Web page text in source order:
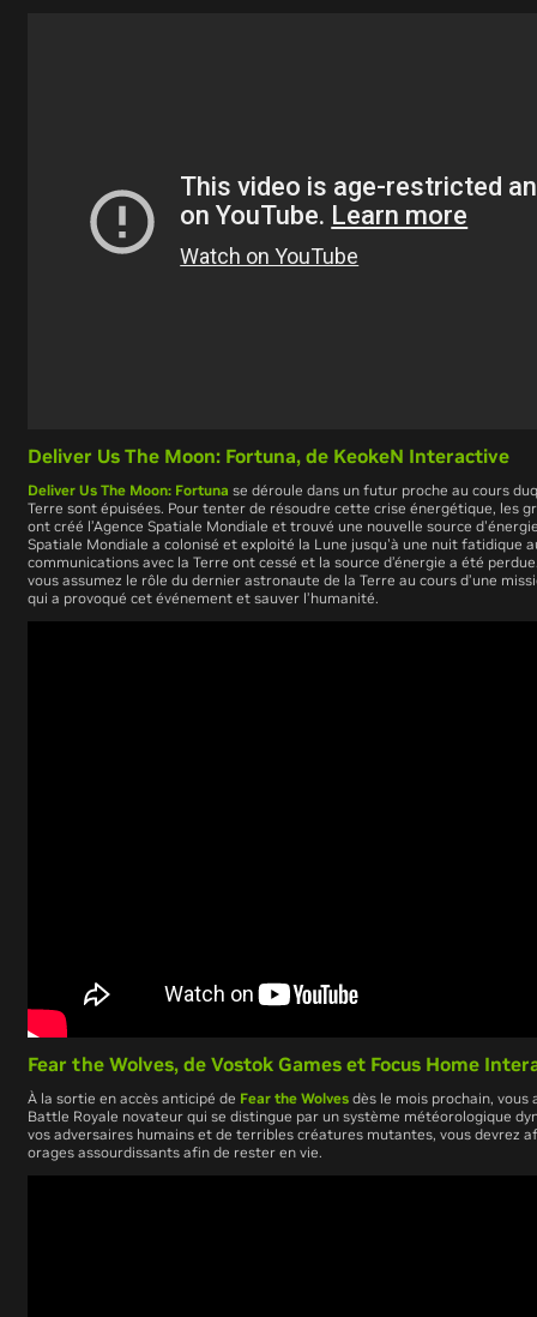
Deliver Us The Moon: Fortuna, de KeokeN Interactive
Deliver Us The Moon: Fortuna se déroule dans un futur proche au cours
Terre sont épuisées. Pour tenter de résoudre cette crise énergétique, les
ont créé l’Agence Spatiale Mondiale et trouvé une nouvelle source
Spatiale Mondiale a colonisé et exploité la Lune jusqu'à une nuit fatidique
communications avec la Terre ont cessé et la source d’énergie a été
vous assumez le rôle du dernier astronaute de la Terre au cours d’une
qui a provoqué cet événement et sauver l’humanité.
Fear the Wolves, de Vostok Games et Focus Home
À la sortie en accès anticipé de Fear the Wolves dès le mois prochain, vous
Battle Royale novateur qui se distingue par un système météorologique
vos adversaires humains et de terribles créatures mutantes, vous devrez
orages assourdissants afin de rester en vie.